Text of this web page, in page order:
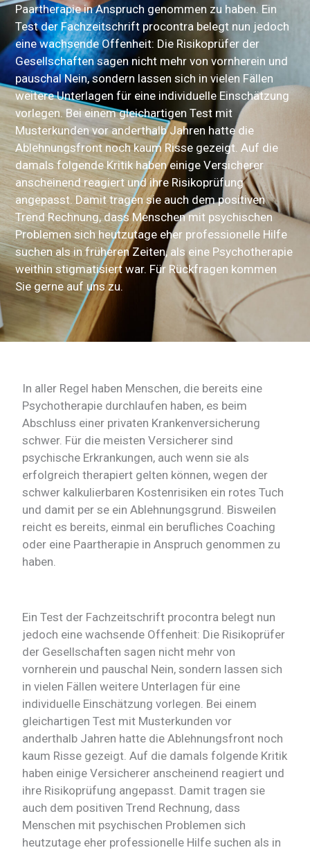
Paartherapie in Anspruch genommen zu haben. Ein
Test der Fachzeitschrift procontra belegt nun jedoch
eine wachsende Offenheit: Die Risikoprüfer der
Gesellschaften sagen nicht mehr von vornherein und
pauschal Nein, sondern lassen sich in vielen Fällen
weitere Unterlagen für eine individuelle Einschätzung
vorlegen. Bei einem gleichartigen Test mit
Musterkunden vor anderthalb Jahren hatte die
Ablehnungsfront noch kaum Risse gezeigt. Auf die
damals folgende Kritik haben einige Versicherer
anscheinend reagiert und ihre Risikoprüfung
angepasst. Damit tragen sie auch dem positiven
Trend Rechnung, dass Menschen mit psychischen
Problemen sich heutzutage eher professionelle Hilfe
suchen als in früheren Zeiten, als eine Psychotherapie
weithin stigmatisiert war. Für Rückfragen kommen
Sie gerne auf uns zu.
In aller Regel haben Menschen, die bereits eine
Psychotherapie durchlaufen haben, es beim
Abschluss einer privaten Krankenversicherung
schwer. Für die meisten Versicherer sind
psychische Erkrankungen, auch wenn sie als
erfolgreich therapiert gelten können, wegen der
schwer kalkulierbaren Kostenrisiken ein rotes Tuch
und damit per se ein Ablehnungsgrund. Bisweilen
reicht es bereits, einmal ein berufliches Coaching
oder eine Paartherapie in Anspruch genommen zu
haben.
Ein Test der Fachzeitschrift procontra belegt nun
jedoch eine wachsende Offenheit: Die Risikoprüfer
der Gesellschaften sagen nicht mehr von
vornherein und pauschal Nein, sondern lassen sich
in vielen Fällen weitere Unterlagen für eine
individuelle Einschätzung vorlegen. Bei einem
gleichartigen Test mit Musterkunden vor
anderthalb Jahren hatte die Ablehnungsfront noch
kaum Risse gezeigt. Auf die damals folgende Kritik
haben einige Versicherer anscheinend reagiert und
ihre Risikoprüfung angepasst. Damit tragen sie
auch dem positiven Trend Rechnung, dass
Menschen mit psychischen Problemen sich
heutzutage eher professionelle Hilfe suchen als in